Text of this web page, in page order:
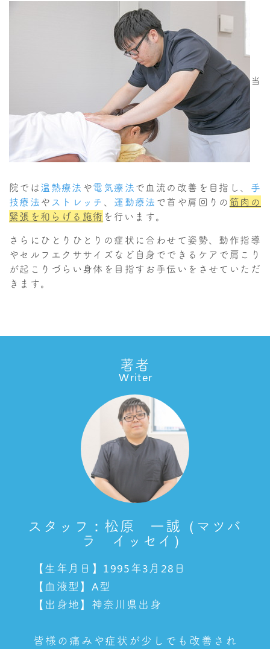
当
院では温熱療法 や電気療法で血流の改善を目指し、 手
技療法や ストレッチ 、 運動療法 で首や肩回りの 筋肉の
緊張を和らげる 施術 を行います。
さらにひとりひとりの症状に合わせて姿勢、動作指導
やセルフエクササイズなど自身でできるケアで肩こり
が起こりづらい身体を目指すお手伝いをさせていただ
きます。
著者
Writer
スタッフ：松原 一誠（マツバ
ラ イッセイ）
【生年月日】1995年3月28日
【血液型】A型
【出身地】神奈川県出身
皆様の痛みや症状が少しでも改善され